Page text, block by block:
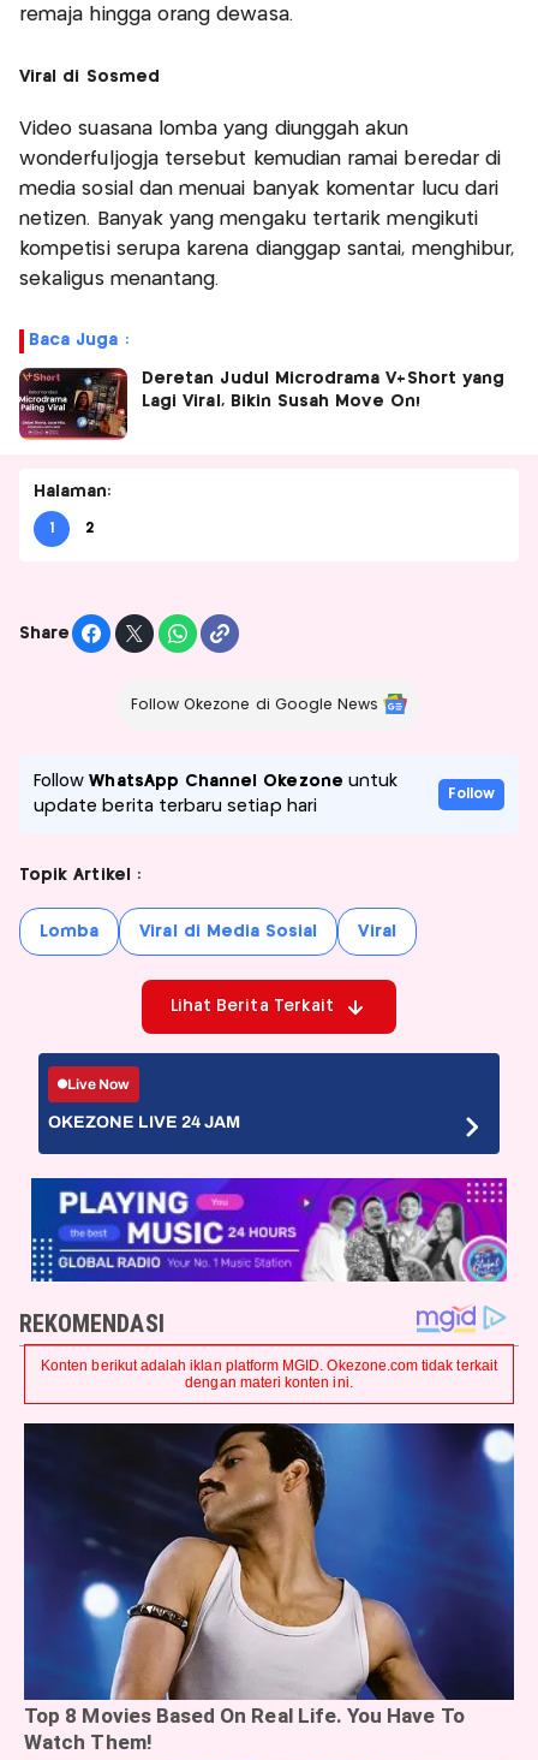
remaja hingga orang dewasa.
Viral di Sosmed
Video suasana lomba yang diunggah akun
wonderfuljogja tersebut kemudian ramai beredar di
media sosial dan menuai banyak komentar lucu dari
netizen. Banyak yang mengaku tertarik mengikuti
kompetisi serupa karena dianggap santai, menghibur,
sekaligus menantang.
Baca Juga :
Deretan Judul Microdrama V+Short yang
Lagi Viral, Bikin Susah Move On!
Halaman:
1 2
Share
Follow Okezone di Google News
FollowWhatsApp Channel Okezone untuk
update berita terbaru setiap hari
Follow
Topik Artikel :
Lomba Viral di Media Sosial Viral
Lihat Berita Terkait
Live Now
OKEZONE LIVE 24 JAM